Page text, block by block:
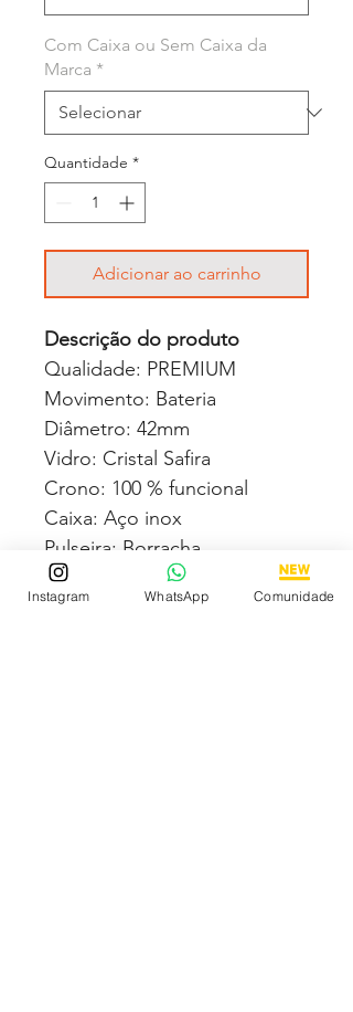
Com Caixa ou Sem Caixa da
Marca *
Quantidade *
Adicionar ao carrinho
Descrição do produto
Qualidade: PREMIUM
Movimento: Bateria
Diâmetro: 42mm
Vidro: Cristal Safira
Crono: 100 % funcional
Caixa: Aço inox
Pulseira: Borracha
Garantia na máquina: 6 meses
Acompanha Caixa Simples
Instagram WhatsApp Comunidade